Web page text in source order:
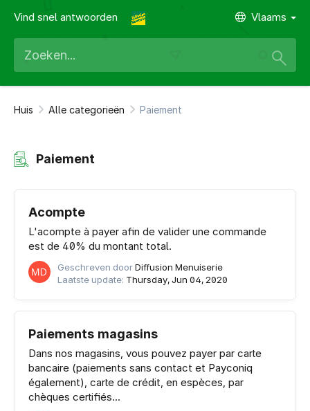
Vind snel antwoorden Vlaams
Huis Alle categorieën Paiement
Paiement
Acompte
L'acompte à payer afin de valider une commande
est de 40% du montant total.
Geschreven doorDiffusion Menuiserie
Laatste update: Thursday, Jun 04, 2020
Paiements magasins
Dans nos magasins, vous pouvez payer par carte
bancaire (paiements sans contact et Payconiq
également), carte de crédit, en espèces, par
chèques certifiés...